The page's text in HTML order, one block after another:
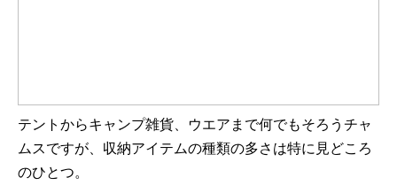
テントからキャンプ雑貨、ウエアまで何でもそろうチャ
ムスですが、収納アイテムの種類の多さは特に見どころ
のひとつ。